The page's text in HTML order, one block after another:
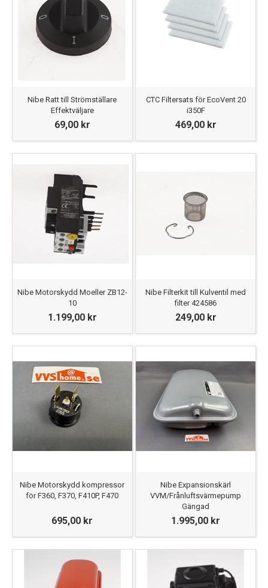
Nibe Ratt till Strömställare
Effektväljare
69,00 kr
CTC Filtersats för EcoVent 20
i350F
469,00 kr
Nibe Motorskydd Moeller ZB12-
10
1.199,00 kr
Nibe Filterkit till Kulventil med
filter 424586
249,00 kr
Nibe Motorskydd kompressor
för F360, F370, F410P, F470
695,00 kr
Nibe Expansionskärl
VVM/Frånluftsvärmepump
Gängad
1.995,00 kr